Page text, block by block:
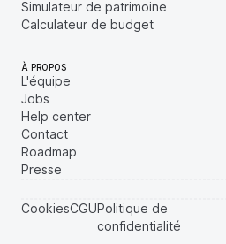
Simulateur de patrimoine
Calculateur de budget
À PROPOS
L'équipe
Jobs
Help center
Contact
Roadmap
Presse
CookiesCGUPolitique de
confidentialité